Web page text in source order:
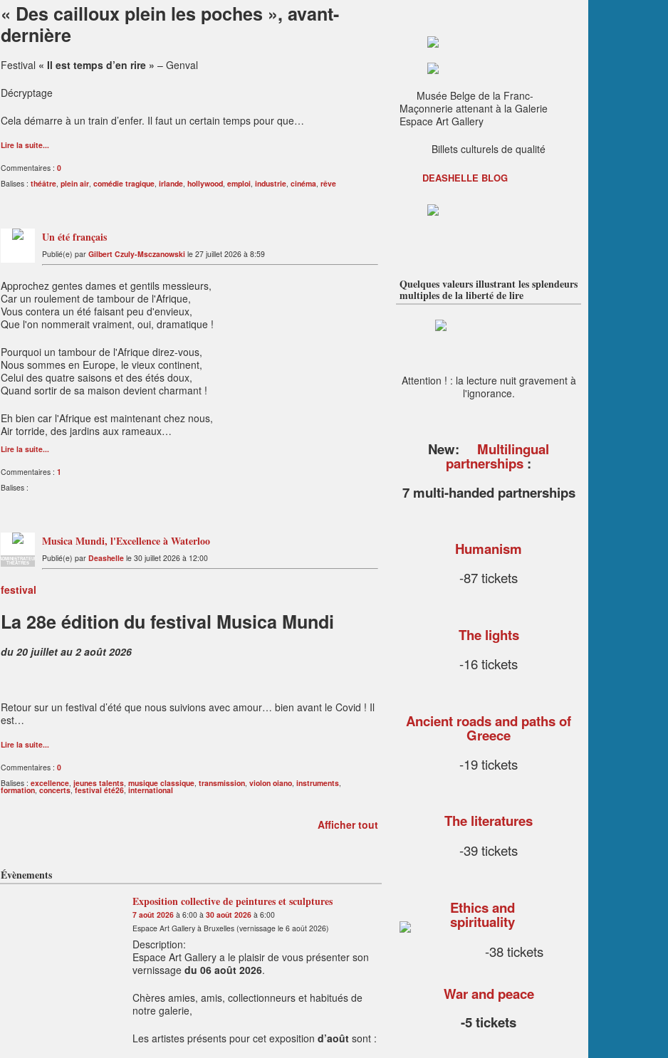
« Des cailloux plein les poches », avant-
dernière
Festival « Il est temps d’en rire » – Genval
Décryptage
Cela démarre à un train d’enfer. Il faut un certain temps pour que…
Lire la suite...
Commentaires : 0
Balises : théâtre, plein air, comédie tragique, irlande, hollywood, emploi, industrie, cinéma, rêve
Un été français
Publié(e) par Gilbert Czuly-Msczanowski le 27 juillet 2026 à 8:59
Approchez gentes dames et gentils messieurs,
Car un roulement de tambour de l'Afrique,
Vous contera un été faisant peu d'envieux,
Que l'on nommerait vraiment, oui, dramatique !
Pourquoi un tambour de l'Afrique direz-vous,
Nous sommes en Europe, le vieux continent,
Celui des quatre saisons et des étés doux,
Quand sortir de sa maison devient charmant !
Eh bien car l'Afrique est maintenant chez nous,
Air torride, des jardins aux rameaux…
Lire la suite...
Commentaires : 1
Balises :
ADMINISTRATEUR
THÉÂTRES
Musica Mundi, l'Excellence à Waterloo
Publié(e) par Deashelle le 30 juillet 2026 à 12:00
festival
La 28e édition du festival Musica Mundi
du 20 juillet au 2 août 2026
Retour sur un festival d’été que nous suivions avec amour… bien avant le Covid ! Il
est…
Lire la suite...
Commentaires : 0
Balises : excellence, jeunes talents, musique classique, transmission, violon oiano, instruments,
formation, concerts,festival été26, international
Afficher tout
Évènements
Exposition collective de peintures et sculptures
7 août 2026à 6:00 à 30 août 2026à 6:00
Espace Art Gallery à Bruxelles (vernissage le 6 août 2026)
Description:
Espace Art Gallery a le plaisir de vous présenter son
vernissage du 06 août 2026.
Chères amies, amis, collectionneurs et habitués de
notre galerie,
Les artistes présents pour cet exposition d’aoûtsont :
Musée Belge de la Franc-
Maçonnerie attenant à la Galerie
Espace Art Gallery
Billets culturels de qualité
DEASHELLE BLOG
Quelques valeurs illustrant les splendeurs
multiples de la liberté de lire
Attention ! : la lecture nuit gravement à
l'ignorance.
New: Multilingual
partnerships:
7 multi-handed partnerships
Humanism
-87 tickets
The lights
-16 tickets
Ancient roads and paths of
Greece
-19 tickets
The literatures
-39 tickets
Ethics and
spirituality
-38 tickets
War and peace
-5 tickets